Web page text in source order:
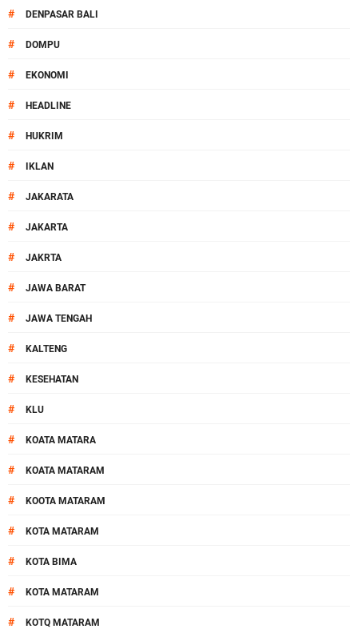
# DENPASAR BALI
# DOMPU
# EKONOMI
# HEADLINE
# HUKRIM
# IKLAN
# JAKARATA
# JAKARTA
# JAKRTA
# JAWA BARAT
# JAWA TENGAH
# KALTENG
# KESEHATAN
# KLU
# KOATA MATARA
# KOATA MATARAM
# KOOTA MATARAM
# KOTA MATARAM
# KOTA BIMA
# KOTA MATARAM
# KOTQ MATARAM